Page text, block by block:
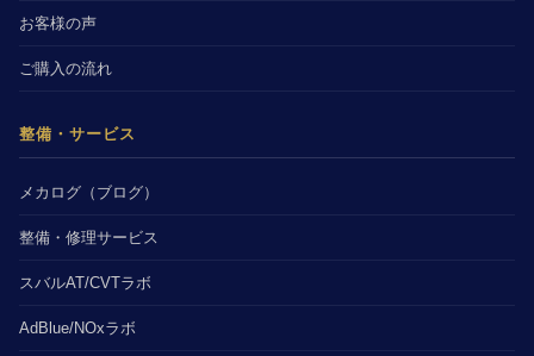
お客様の声
ご購入の流れ
整備・サービス
メカログ（ブログ）
整備・修理サービス
スバルAT/CVTラボ
AdBlue/NOxラボ